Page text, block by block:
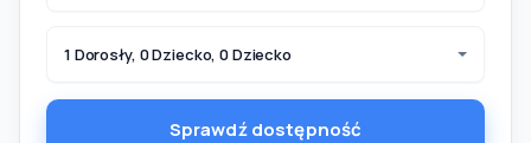
1 Dorosły, 0 Dziecko, 0 Dziecko
Sprawdź dostępność